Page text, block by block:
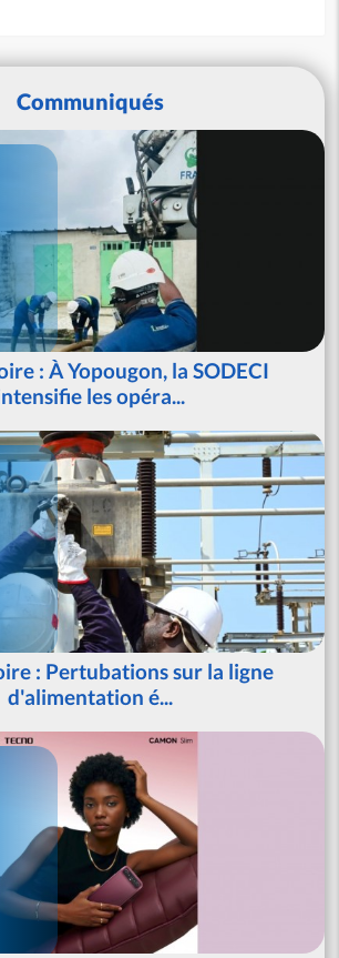
Communiqués
: À Yopougon, la SODECI
les opéra...
: Pertubations sur la ligne
d'alimentation é...